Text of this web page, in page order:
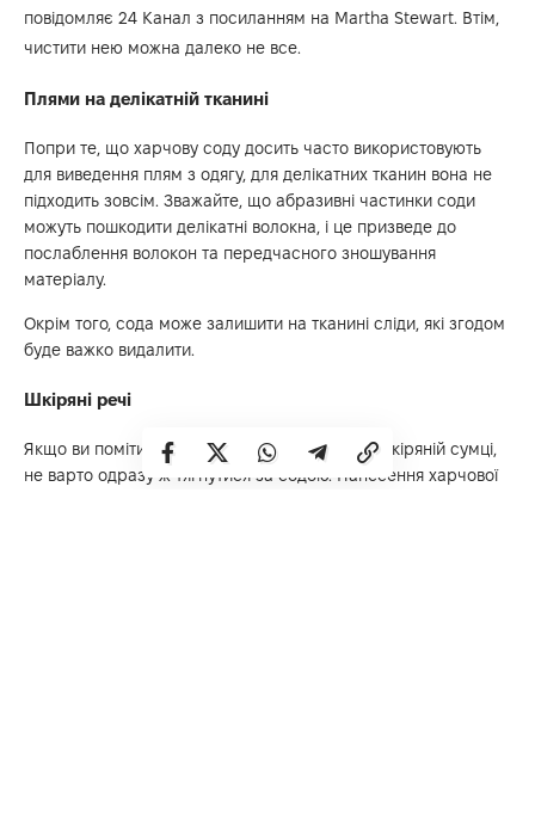
повідомляє 24 Канал з посиланням на Martha Stewart. Втім,
чистити нею можна далеко не все.
Плями на делікатній тканині
Попри те, що харчову соду досить часто використовують
для виведення плям з одягу, для делікатних тканин вона не
підходить зовсім. Зважайте, що абразивні частинки соди
можуть пошкодити делікатні волокна, і це призведе до
послаблення волокон та передчасного зношування
матеріалу.
Окрім того, сода може залишити на тканині сліди, які згодом
буде важко видалити.
Шкіряні речі
Якщо ви помітили пляму на своїй улюбленій шкіряній сумці,
не варто одразу ж тягнутися за содою. Нанесення харчової